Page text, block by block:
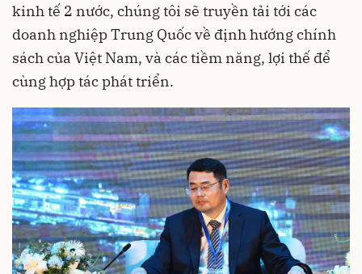
kinh tế 2 nước, chúng tôi sẽ truyền tải tới các
doanh nghiệp Trung Quốc về định hướng chính
sách của Việt Nam, và các tiềm năng, lợi thế để
cùng hợp tác phát triển.